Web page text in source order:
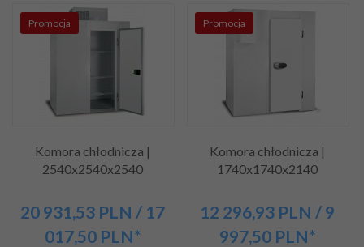
Promocja
Komora chłodnicza |
2540x2540x2540
20 931,53 PLN / 17
017,50 PLN*
Promocja
Komora chłodnicza |
1740x1740x2140
12 296,93 PLN / 9
997,50 PLN*